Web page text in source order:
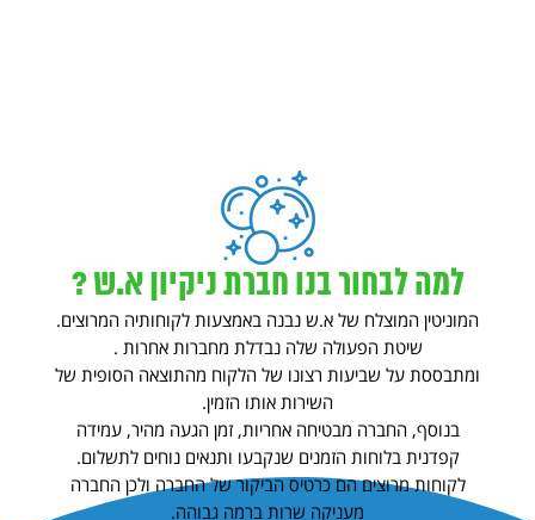
למה לבחור בנו חברת ניקיון א.ש ?
המוניטין המוצלח של א.ש נבנה באמצעות לקוחותיה המרוצים.
שיטת הפעולה שלה נבדלת מחברות אחרות .
ומתבססת על שביעות רצונו של הלקוח מהתוצאה הסופית של
השירות אותו הזמין.
בנוסף, החברה מבטיחה אחריות, זמן הגעה מהיר, עמידה
קפדנית בלוחות הזמנים שנקבעו ותנאים נוחים לתשלום.
לקוחות מרוצים הם כרטיס הביקור של החברה ולכן החברה
מעניקה שרות ברמה גבוהה.